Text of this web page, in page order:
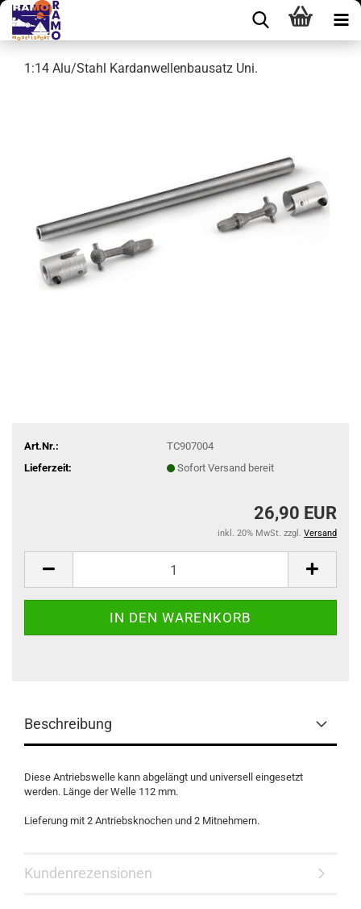
1:14 Alu/Stahl Kardanwellenbausatz Uni.
Art.Nr.:
TC907004
Lieferzeit:
Sofort Versand bereit
26,90 EUR
inkl. 20% MwSt. zzgl. Versand
Beschreibung
Diese Antriebswelle kann abgelängt und universell eingesetzt
werden. Länge der Welle 112 mm.
Lieferung mit 2 Antriebsknochen und 2 Mitnehmern.
Kundenrezensionen